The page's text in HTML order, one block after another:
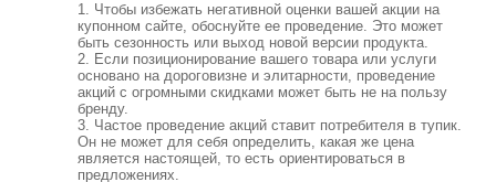
Чтобы избежать негативной оценки вашей акции на
купонном сайте, обоснуйте ее проведение. Это может
быть сезонность или выход новой версии продукта.
Если позиционирование вашего товара или услуги
основано на дороговизне и элитарности, проведение
акций с огромными скидками может быть не на пользу
бренду.
Частое проведение акций ставит потребителя в тупик.
Он не может для себя определить, какая же цена
является настоящей, то есть ориентироваться в
предложениях.